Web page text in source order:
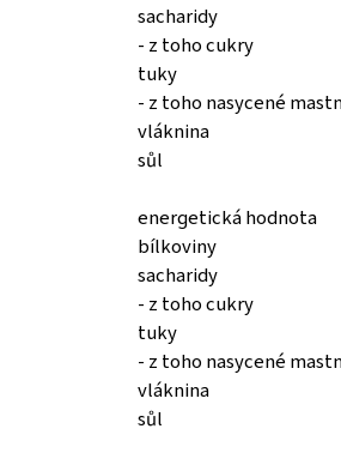
sacharidy
- z toho cukry
tuky
- z toho nasycené
vláknina
sůl
energetická hodnota
bílkoviny
sacharidy
- z toho cukry
tuky
- z toho nasycené
vláknina
sůl